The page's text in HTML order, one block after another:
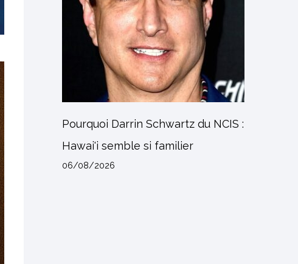
Pourquoi Darrin Schwartz du NCIS :
Hawai'i semble si familier
06/08/2026